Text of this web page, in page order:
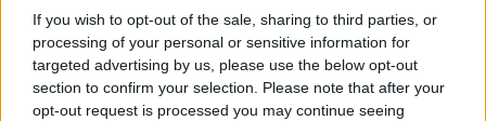
If you wish to opt-out of the sale, sharing to third parties, or
processing of your personal or sensitive information for
targeted advertising by us, please use the below opt-out
section to confirm your selection. Please note that after your
opt-out request is processed you may continue seeing
Legrosszabb élménye egy sheffieldi
koncerthez fűződik, ahol belső vérzései
lettek és hallucinációi támadtak a gyógyszer
bevétele után. "Hirtelen azt vizionáltam, a